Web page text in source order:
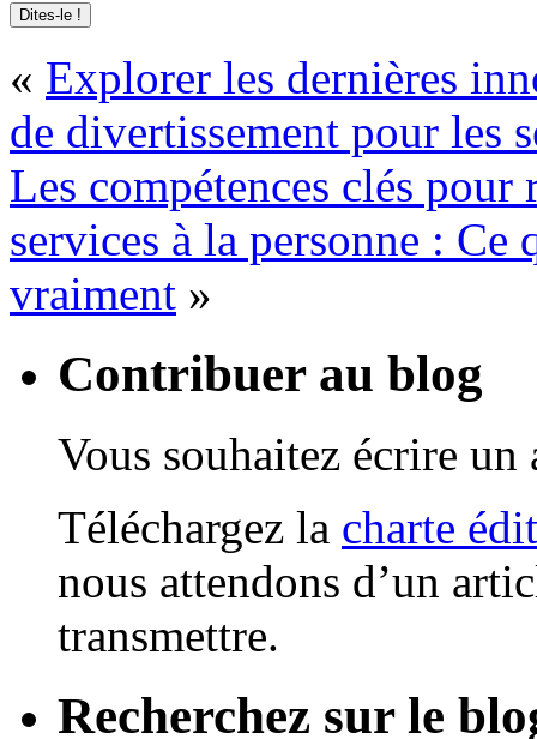
« Explorer les dernières
de divertissement pour les
Les compétences clés pour
services à la personne : Ce
vraiment »
Contribuer au blog
Vous souhaitez écrire
Téléchargez la charte
nous attendons d’un
transmettre.
Recherchez sur le